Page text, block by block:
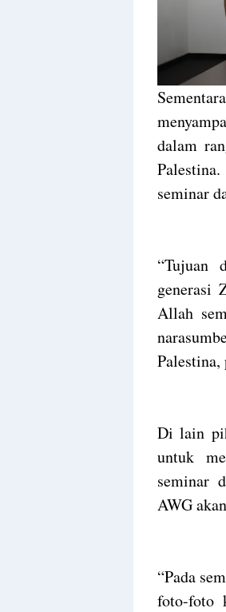
dalam
seminar
“Tujuan
generasi
Allah
Palestina,
Di lain
untuk
seminar
AWG
“Pada
foto-foto